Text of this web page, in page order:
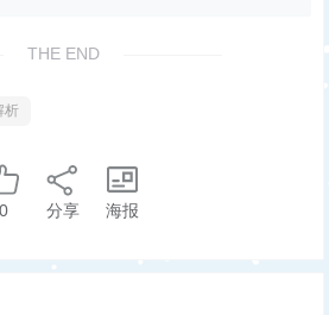
THE END
析
0 分享 海报